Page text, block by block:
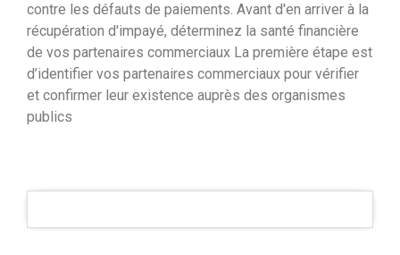
contre les défauts de paiements. Avant d'en arriver à la
récupération d'impayé, déterminez la santé financière
de vos partenaires commerciaux La première étape est
d’identifier vos partenaires commerciaux pour vérifier
et confirmer leur existence auprès des organismes
publics